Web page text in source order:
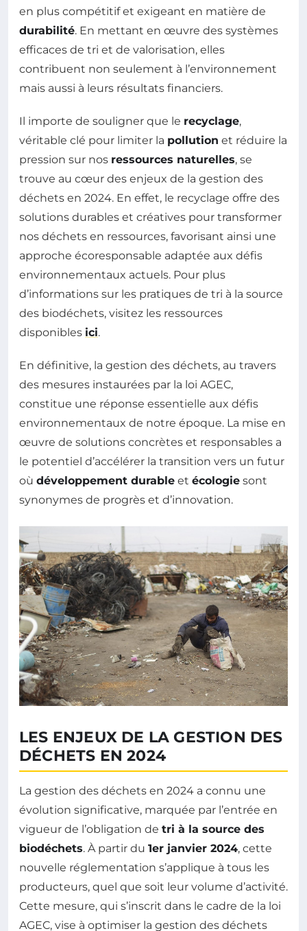
en plus compétitif et exigeant en matière de
durabilité. En mettant en œuvre des systèmes
efficaces de tri et de valorisation, elles
contribuent non seulement à l’environnement
mais aussi à leurs résultats financiers.
Il importe de souligner que le recyclage,
véritable clé pour limiter la pollution et réduire la
pression sur nos ressources naturelles, se
trouve au cœur des enjeux de la gestion des
déchets en 2024. En effet, le recyclage offre des
solutions durables et créatives pour transformer
nos déchets en ressources, favorisant ainsi une
approche écoresponsable adaptée aux défis
environnementaux actuels. Pour plus
d’informations sur les pratiques de tri à la source
des biodéchets, visitez les ressources
disponibles ici.
En définitive, la gestion des déchets, au travers
des mesures instaurées par la loi AGEC,
constitue une réponse essentielle aux défis
environnementaux de notre époque. La mise en
œuvre de solutions concrètes et responsables a
le potentiel d’accélérer la transition vers un futur
où développement durable et écologie sont
synonymes de progrès et d’innovation.
LES ENJEUX DE LA GESTION DES
DÉCHETS EN 2024
La gestion des déchets en 2024 a connu une
évolution significative, marquée par l’entrée en
vigueur de l’obligation de tri à la source des
biodéchets. À partir du 1er janvier 2024, cette
nouvelle réglementation s’applique à tous les
producteurs, quel que soit leur volume d’activité.
Cette mesure, qui s’inscrit dans le cadre de la loi
AGEC, vise à optimiser la gestion des déchets